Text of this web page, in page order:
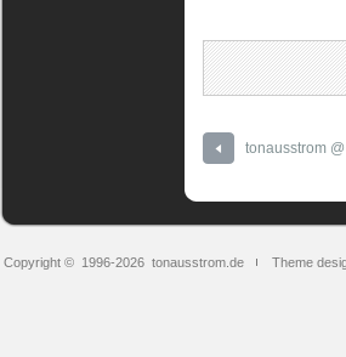
tonausstrom
Copyright © 1996-2026 tonausstrom.de Theme